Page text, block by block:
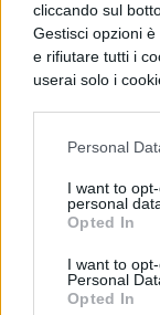
cliccando sul
Gestisci opzioni
e rifiutare tutti i
userai solo i
Personal
I want to
personal
Opted In
I want to
Personal
Opted In
tutti,
elevò ad
civiltà
all'impero
Dalmazia,
la Rezia, i
tutte città